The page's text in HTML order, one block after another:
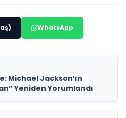
WhatsApp
Michael Jackson’ın
Yeniden Yorumlandı